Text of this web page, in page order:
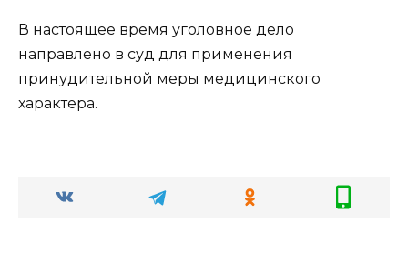
В настоящее время уголовное дело
направлено в суд для применения
принудительной меры медицинского
характера.